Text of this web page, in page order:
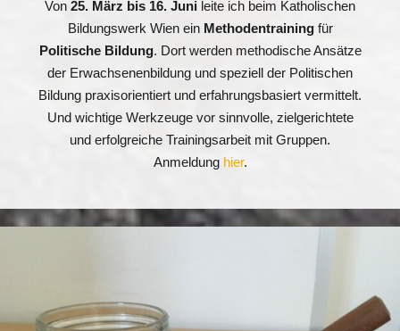
Von 25. März bis 16. Juni leite ich beim Katholischen
Bildungswerk Wien ein Methodentrainingfür
Politische Bildung. Dort werden methodische Ansätze
der Erwachsenenbildung und speziell der Politischen
Bildung praxisorientiert und erfahrungsbasiert vermittelt.
Und wichtige Werkzeuge vor sinnvolle, zielgerichtete
und erfolgreiche Trainingsarbeit mit Gruppen.
Anmeldung hier.